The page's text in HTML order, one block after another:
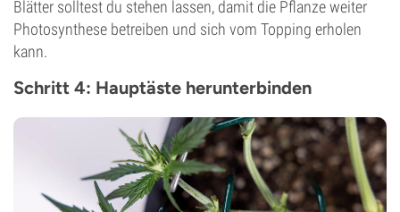
Blätter solltest du stehen lassen, damit die Pflanze weiter
Photosynthese betreiben und sich vom Topping erholen
kann.
Schritt 4: Hauptäste herunterbinden